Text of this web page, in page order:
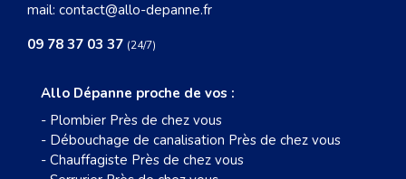
mail: contact@allo-depanne.fr
09 78 37 03 37 (24/7)
Allo Dépanne proche de vos :
- Plombier Près de chez vous
- Débouchage de canalisation Près de chez vous
- Chauffagiste Près de chez vous